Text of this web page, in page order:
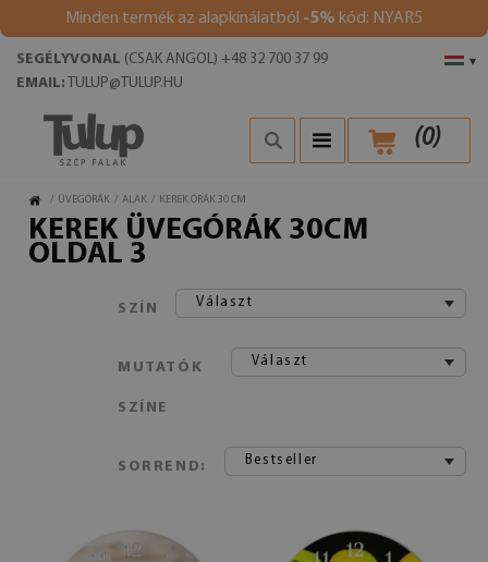
Minden termék az alapkínálatból -5% kód: NYAR5
▾
SEGÉLYVONAL (CSAK ANGOL) +48 32 700 37 99
EMAIL: TULUP@TULUP.HU
(0)
/ ÜVEGÓRÁK / ALAK / KEREK ÓRÁK 30 CM
KEREK ÜVEGÓRÁK 30CM
OLDAL 3
SZÍN Választ
MUTATÓK
SZÍNE
Választ
SORREND: Bestseller